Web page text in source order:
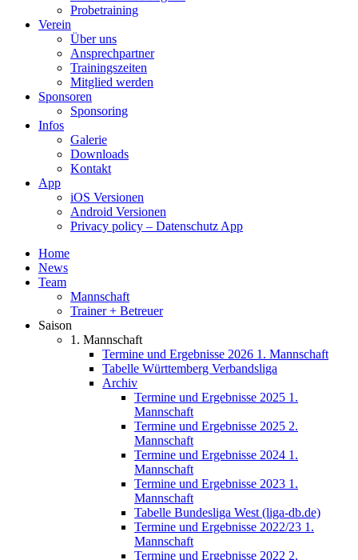
Probetraining
Verein
Über uns
Ansprechpartner
Trainingszeiten
Mitglied werden
Sponsoren
Sponsoring
Infos
Galerie
Downloads
Kontakt
App
iOS Versionen
Android Versionen
Privacy policy – Datenschutz App
Home
News
Team
Mannschaft
Trainer + Betreuer
Saison
1. Mannschaft
Termine und Ergebnisse 2026 1. Mannschaft
Tabelle Württemberg Verbandsliga
Archiv
Termine und Ergebnisse 2025 1.
Mannschaft
Termine und Ergebnisse 2025 2.
Mannschaft
Termine und Ergebnisse 2024 1.
Mannschaft
Termine und Ergebnisse 2023 1.
Mannschaft
Tabelle Bundesliga West (liga-db.de)
Termine und Ergebnisse 2022/23 1.
Mannschaft
Termine und Ergebnisse 2022 2.